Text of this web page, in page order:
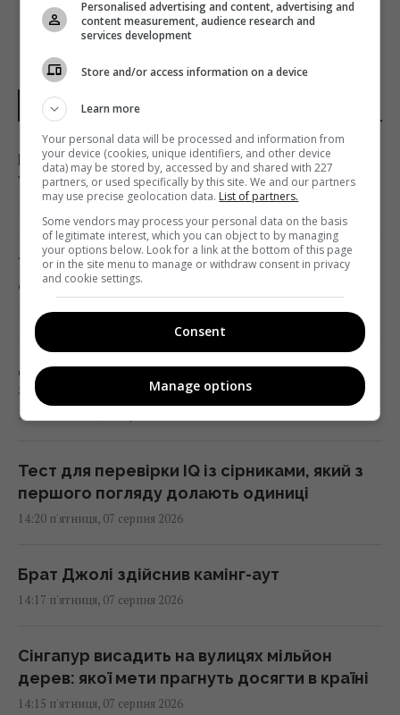
НОВИНИ УКРАЇНИ І СВІТУ
Після аномальної спеки негода накриє усю
Україну: оголошено І рівень небезпеки
14:29 п'ятниця, 07 серпня 2026
Тест зі склянкою допоможе перевірити, чи
справно працюють ваші пластикові вікна
14:25 п'ятниця, 07 серпня 2026
Дрони вже пів доби атакують Крим: у Ялті
зафіксована пожежа в районі порту
14:25 п'ятниця, 07 серпня 2026
Тест для перевірки IQ із сірниками, який з
першого погляду долають одиниці
14:20 п'ятниця, 07 серпня 2026
Брат Джолі здійснив камінг-аут
14:17 п'ятниця, 07 серпня 2026
Сінгапур висадить на вулицях мільйон
дерев: якої мети прагнуть досягти в країні
14:15 п'ятниця, 07 серпня 2026
Personalised advertising and content, advertising and
content measurement, audience research and
services development
Store and/or access information on a device
Learn more
Your personal data will be processed and information from
your device (cookies, unique identifiers, and other device
data) may be stored by, accessed by and shared with 227
partners, or used specifically by this site. We and our partners
may use precise geolocation data. List of partners.
Some vendors may process your personal data on the basis
of legitimate interest, which you can object to by managing
your options below. Look for a link at the bottom of this page
or in the site menu to manage or withdraw consent in privacy
and cookie settings.
Consent
Manage options